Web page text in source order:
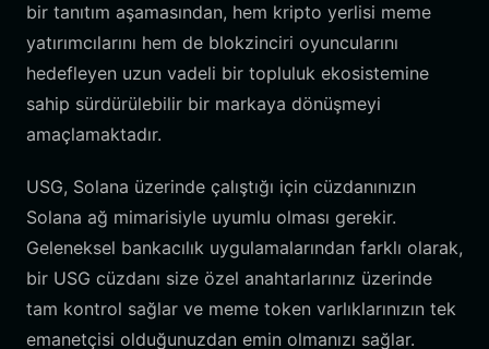
bir tanıtım aşamasından, hem kripto yerlisi meme
yatırımcılarını hem de blokzinciri oyuncularını
hedefleyen uzun vadeli bir topluluk ekosistemine
sahip sürdürülebilir bir markaya dönüşmeyi
amaçlamaktadır.
USG, Solana üzerinde çalıştığı için cüzdanınızın
Solana ağ mimarisiyle uyumlu olması gerekir.
Geleneksel bankacılık uygulamalarından farklı olarak,
bir USG cüzdanı size özel anahtarlarınız üzerinde
tam kontrol sağlar ve meme token varlıklarınızın tek
emanetçisi olduğunuzdan emin olmanızı sağlar.